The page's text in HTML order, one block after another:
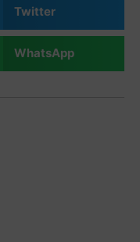
Twitter
WhatsApp